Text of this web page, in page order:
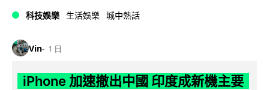
科技娛樂 生活娛樂 城中熱話
Vin 1 日
iPhone 加速撤出中國 印度成新機主要